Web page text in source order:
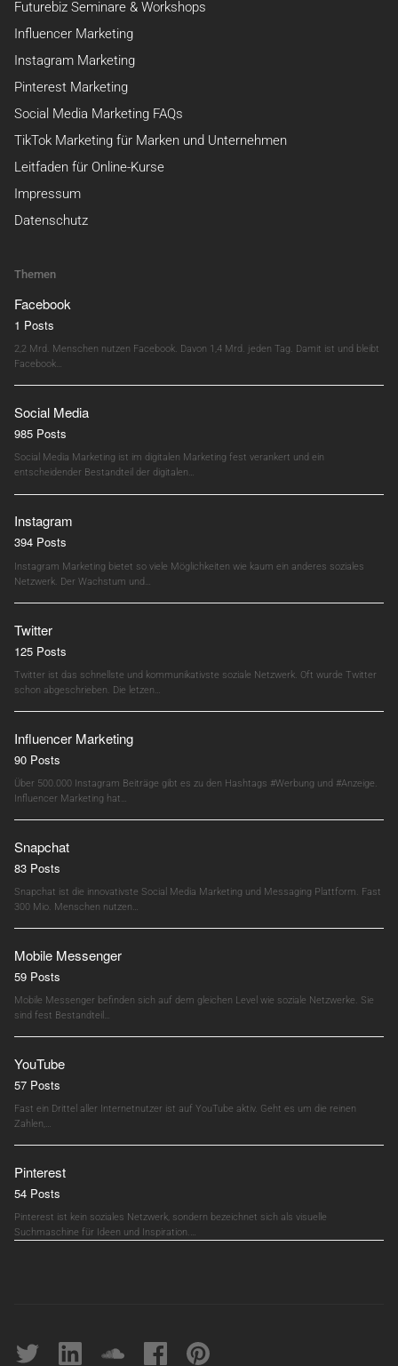
Futurebiz Seminare & Workshops
Influencer Marketing
Instagram Marketing
Pinterest Marketing
Social Media Marketing FAQs
TikTok Marketing für Marken und Unternehmen
Leitfaden für Online-Kurse
Impressum
Datenschutz
Themen
Facebook
1 Posts
2,2 Mrd. Menschen nutzen Facebook. Davon 1,4 Mrd. jeden Tag. Damit ist und bleibt
Facebook…
Social Media
985 Posts
Social Media Marketing ist im digitalen Marketing fest verankert und ein
entscheidender Bestandteil der digitalen…
Instagram
394 Posts
Instagram Marketing bietet so viele Möglichkeiten wie kaum ein anderes soziales
Netzwerk. Der Wachstum und…
Twitter
125 Posts
Twitter ist das schnellste und kommunikativste soziale Netzwerk. Oft wurde Twitter
schon abgeschrieben. Die letzen…
Influencer Marketing
90 Posts
Über 500.000 Instagram Beiträge gibt es zu den Hashtags #Werbung und #Anzeige.
Influencer Marketing hat…
Snapchat
83 Posts
Snapchat ist die innovativste Social Media Marketing und Messaging Plattform. Fast
300 Mio. Menschen nutzen…
Mobile Messenger
59 Posts
Mobile Messenger befinden sich auf dem gleichen Level wie soziale Netzwerke. Sie
sind fest Bestandteil…
YouTube
57 Posts
Fast ein Drittel aller Internetnutzer ist auf YouTube aktiv. Geht es um die reinen
Zahlen,…
Pinterest
54 Posts
Pinterest ist kein soziales Netzwerk, sondern bezeichnet sich als visuelle
Suchmaschine für Ideen und Inspiration.…
Twitter linkedin soundcloudFacebookpinterest